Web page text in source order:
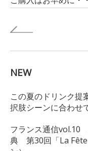
NEW
この夏のドリンク提
択肢シーンに合わせ
フランス通信vol.10
典 第30回「La Fête